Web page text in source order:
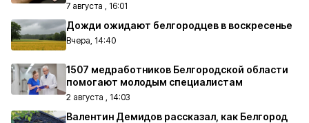
7 августа , 16:01
Дожди ожидают белгородцев в воскресенье
Вчера, 14:40
1507 медработников Белгородской области
помогают молодым специалистам
2 августа , 14:03
Валентин Демидов рассказал, как Белгород